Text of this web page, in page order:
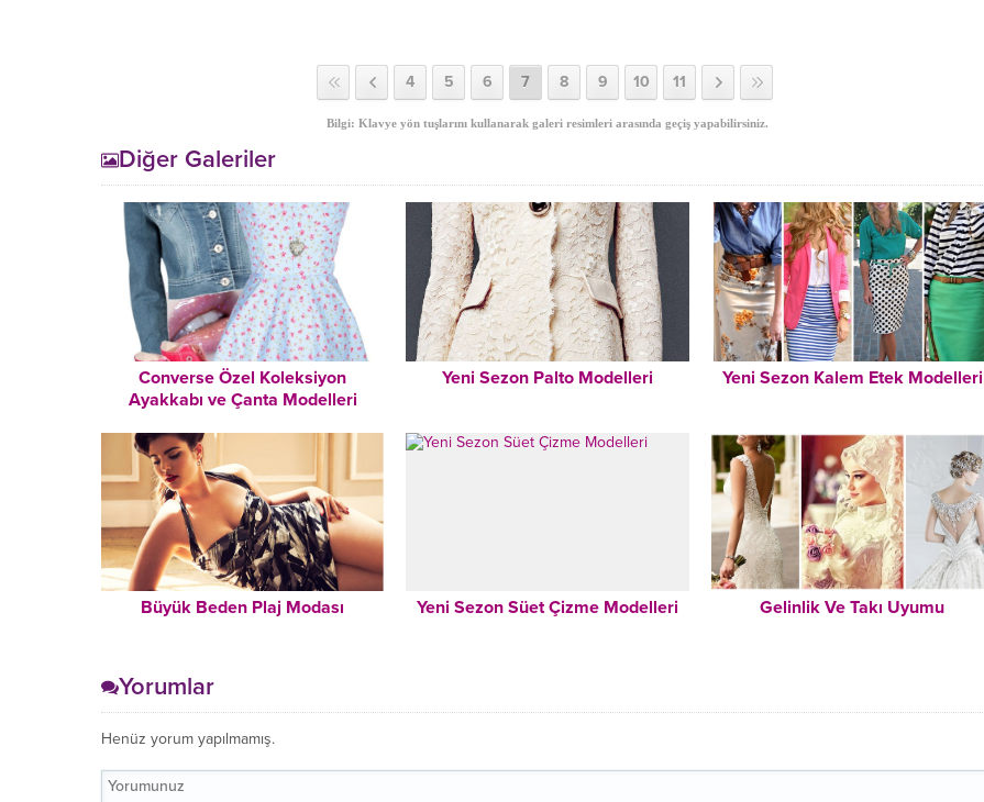
4 5 6 7 8 9 10 11
Bilgi: Klavye yön tuşlarını kullanarak galeri resimleri arasında geçiş yapabilirsiniz.
Diğer Galeriler
Converse Özel Koleksiyon
Ayakkabı ve Çanta Modelleri
Yeni Sezon Palto Modelleri Yeni Sezon Kalem Etek Modelleri
Büyük Beden Plaj Modası Yeni Sezon Süet Çizme Modelleri Gelinlik Ve Takı Uyumu
Yorumlar
Henüz yorum yapılmamış.